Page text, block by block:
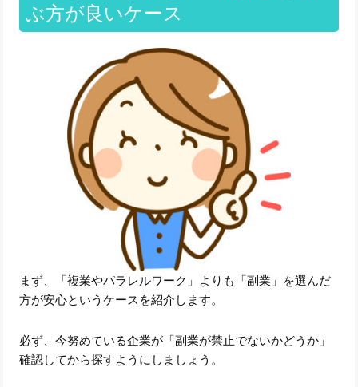
ぶ方が良いケース
まず、「複業やパラレルワーク」よりも「副業」を選んだ
方が安心というケースを紹介します。
必ず、今努めている企業が「副業が禁止でないかどうか」
確認してから探すようにしましょう。